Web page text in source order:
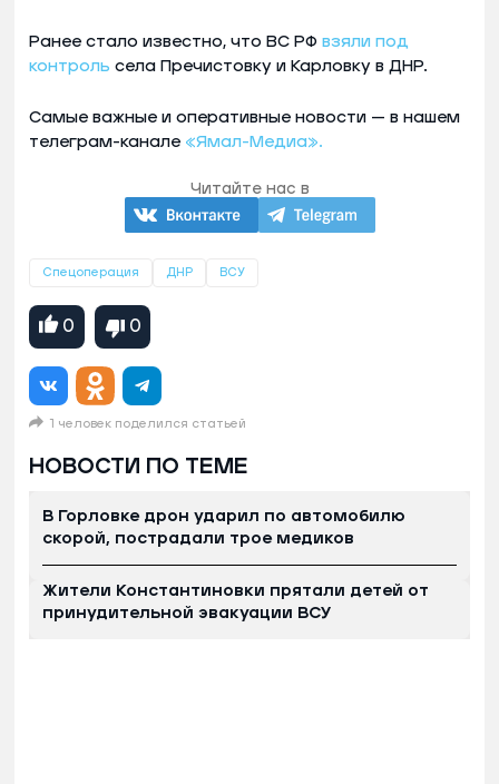
Ранее стало известно, что ВС РФ взяли под
контроль села Пречистовку и Карловку в ДНР.
Самые важные и оперативные новости — в нашем
телеграм-канале «Ямал-Медиа».
Читайте нас в
Спецоперация ДНР ВСУ
0 0
1 человек поделился статьей
НОВОСТИ ПО ТЕМЕ
В Горловке дрон ударил по автомобилю
скорой, пострадали трое медиков
Жители Константиновки прятали детей от
принудительной эвакуации ВСУ